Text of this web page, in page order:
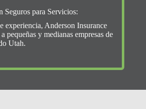
Seguros para Servicios:
experiencia, Anderson Insurance
pequeñas y medianas empresas de
Utah.